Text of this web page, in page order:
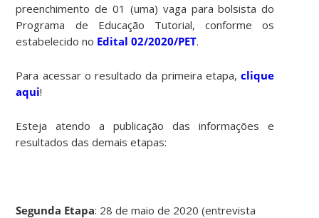
preenchimento de 01 (uma) vaga para bolsista do
Programa de Educação Tutorial, conforme os
estabelecido no Edital 02/2020/PET.
Para acessar o resultado da primeira etapa,clique
aqui!
Esteja atendo a publicação das informações e
resultados das demais etapas:
Segunda Etapa: 28 de maio de 2020 (entrevista